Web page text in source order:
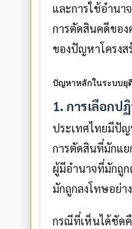
และการใช้อำน
การตัดสินคดีขอ
ของปัญหาโครงส
ปัญหาหลักในระบบยุ
1. การเลือกป
ประเทศไทยมีปั
การตัดสินที่มักแย
ผู้มีอำนาจที่มักถูก
มักถูกลงโทษอย่า
กรณีที่เห็นได้ชัด